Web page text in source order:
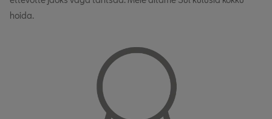
hoida.